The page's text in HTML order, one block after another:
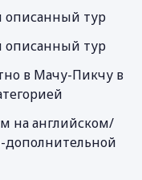
описанный тур
описанный тур
в Мачу-Пикчу в
на английском/
дополнительной